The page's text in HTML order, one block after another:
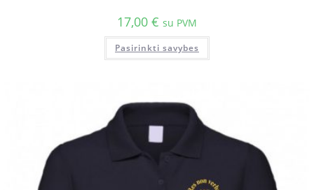
17,00 € su PVM
Pasirinkti savybes